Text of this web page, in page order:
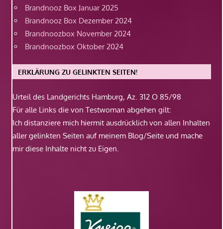
Brandnooz Box Januar 2025
Brandnooz Box Dezember 2024
Brandnoozbox November 2024
Brandnoozbox Oktober 2024
ERKLÄRUNG ZU GELINKTEN SEITEN!
Urteil des Landgerichts Hamburg, Az. 312 O 85/98
Für alle Links die von Testwoman abgehen gilt:
Ich distanziere mich hiermit ausdrücklich von allen Inhalten
aller gelinkten Seiten auf meinem Blog/Seite und mache
mir diese Inhalte nicht zu Eigen.